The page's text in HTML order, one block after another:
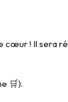
! Il sera
🛒).